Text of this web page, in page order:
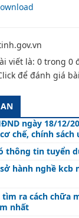
viết là: 0 trong 0
để đánh giá
ngày 18/12/
chế, chính
trung tỉnh HT
thông tin tuyển
hành nghề
tìm ra cách chữa
nhất